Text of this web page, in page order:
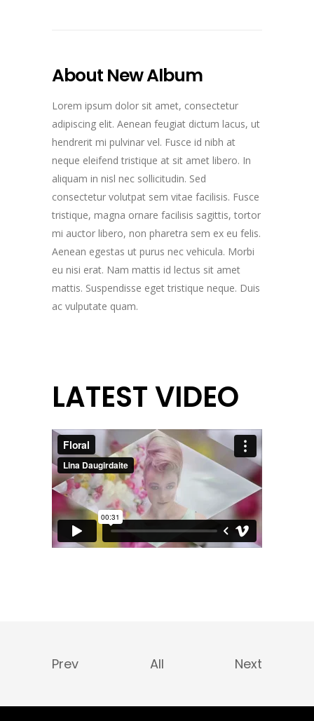
About New Album
Lorem ipsum dolor sit amet, consectetur
adipiscing elit. Aenean feugiat dictum lacus, ut
hendrerit mi pulvinar vel. Fusce id nibh at
neque eleifend tristique at sit amet libero. In
aliquam in nisl nec sollicitudin. Sed
consectetur volutpat sem vitae facilisis. Fusce
tristique, magna ornare facilisis sagittis, tortor
mi auctor libero, non pharetra sem ex eu felis.
Aenean egestas ut purus nec vehicula. Morbi
eu nisi erat. Nam mattis id lectus sit amet
mattis. Suspendisse eget tristique neque. Duis
ac vulputate quam.
LATEST VIDEO
Prev All Next